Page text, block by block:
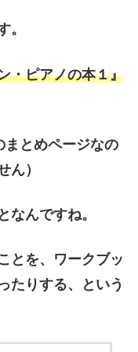
。
・ピアノの本１』
まとめページなの
ん）
なんですね。
とを、ワークブッ
たりする、という